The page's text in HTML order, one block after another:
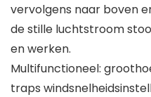
vervolgens naar boven
de stille luchtstroom
en werken.
Multifunctioneel:
traps